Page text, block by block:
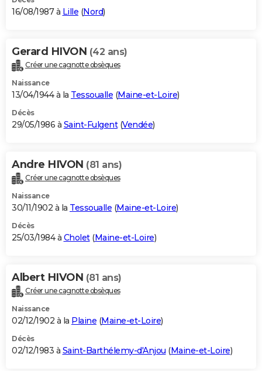
16/08/1987 à Lille (Nord)
Gerard HIVON (42 ans)
Créer une cagnotte obsèques
Naissance
13/04/1944 à la Tessoualle (Maine-et-Loire)
Décès
29/05/1986 à Saint-Fulgent(Vendée)
Andre HIVON (81 ans)
Créer une cagnotte obsèques
Naissance
30/11/1902 à la Tessoualle (Maine-et-Loire)
Décès
25/03/1984 à Cholet(Maine-et-Loire)
Albert HIVON (81 ans)
Créer une cagnotte obsèques
Naissance
02/12/1902 à la Plaine (Maine-et-Loire)
Décès
02/12/1983 à Saint-Barthélemy-d'Anjou (Maine-et-Loire)